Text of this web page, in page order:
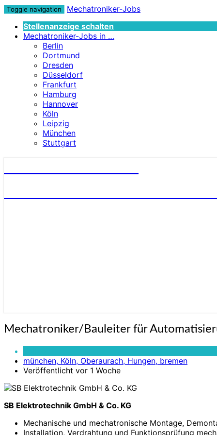
Toggle navigation
Mechatroniker-Jobs
Stellenanzeige schalten
Mechatroniker-Jobs in …
Berlin
Dortmund
Dresden
Düsseldorf
Frankfurt
Hamburg
Hannover
Köln
Leipzig
München
Stuttgart
Mechatroniker/Bauleiter
Automatisierungstechnik
(m/w/d)
Mechatroniker/Bauleiter für
münchen, Köln, Oberaurach, Hungen, bremen
Veröffentlicht vor 1 Woche
SB Elektrotechnik GmbH & Co. KG
Mechanische und mechatronische Montage,
Installation, Verdrahtung und Funktionsprüfung